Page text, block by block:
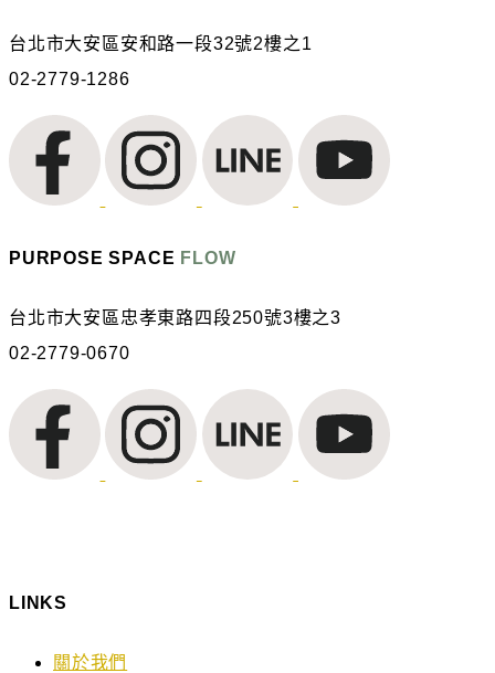
台北市大安區安和路一段32號2樓之1
02-2779-1286
PURPOSE SPACE FLOW
台北市大安區忠孝東路四段250號3樓之3
02-2779-0670
LINKS
關於我們